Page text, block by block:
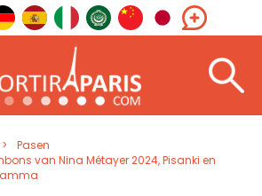
Pasen
van Nina Métayer 2024, Pisanki en